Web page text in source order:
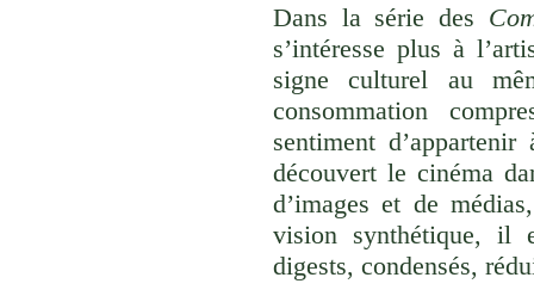
Dans la série des
s’intéresse plus à
signe culturel au
consommation
sentiment
découvert le cinéma
d’images et de
vision synthétique, il
digests, condensés,